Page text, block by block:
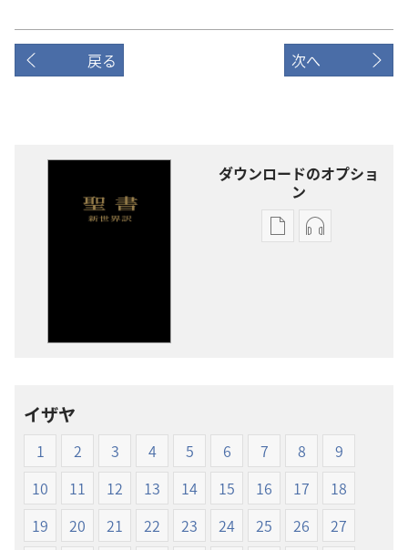
戻る 次へ
ダウンロードのオプショ
ン
出
オ
プ
ショ
ン
オー
オ
プ
ショ
ン
イザヤ
1 2 3 4 5 6 7 8
9
10
11 12 13 14 15 16 17
18
19
20 21 22 23 24 25 26
27